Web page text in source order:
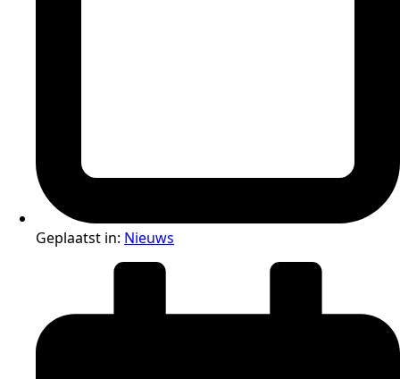
Geplaatst in: Nieuws